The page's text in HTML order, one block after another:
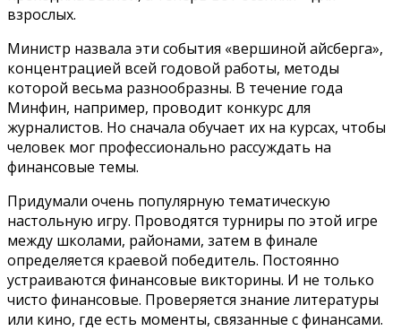
взрослых.
Министр назвала эти события «вершиной айсберга»,
концентрацией всей годовой работы, методы
которой весьма разнообразны. В течение года
Минфин, например, проводит конкурс для
журналистов. Но сначала обучает их на курсах, чтобы
человек мог профессионально рассуждать на
финансовые темы.
Придумали очень популярную тематическую
настольную игру. Проводятся турниры по этой игре
между школами, районами, затем в финале
определяется краевой победитель. Постоянно
устраиваются финансовые викторины. И не только
чисто финансовые. Проверяется знание литературы
или кино, где есть моменты, связанные с финансами.